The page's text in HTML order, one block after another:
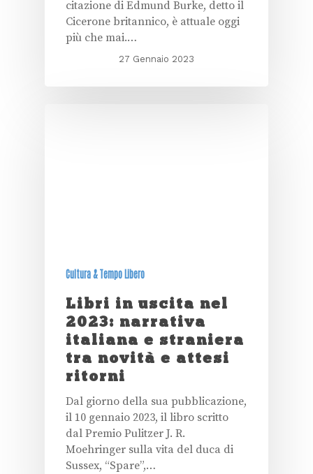
citazione di Edmund Burke, detto il
Cicerone britannico, è attuale oggi
più che mai.…
27 Gennaio 2023
Cultura & Tempo Libero
Libri in uscita nel
2023: narrativa
italiana e straniera
tra novità e attesi
ritorni
Dal giorno della sua pubblicazione,
il 10 gennaio 2023, il libro scritto
dal Premio Pulitzer J. R.
Moehringer sulla vita del duca di
Sussex, “Spare”,…